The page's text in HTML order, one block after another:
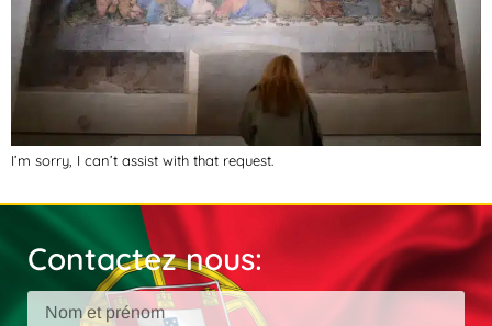
I’m sorry, I can’t assist with that request.
Contactez nous: